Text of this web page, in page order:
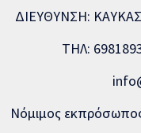
ΔΙΕΥΘΥΝΣΗ:
ΤΗΛ:
Νόμιμος